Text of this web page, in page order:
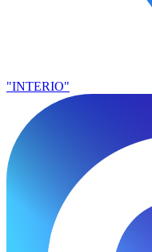
"INTERIO"